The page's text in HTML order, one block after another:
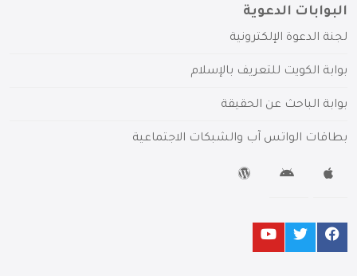
البوابات الدعوية
لجنة الدعوة الإلكترونية
بوابة الكويت للتعريف بالإسلام
بوابة الباحث عن الحقيقة
بطاقات الواتس آب والشبكات الاجتماعية